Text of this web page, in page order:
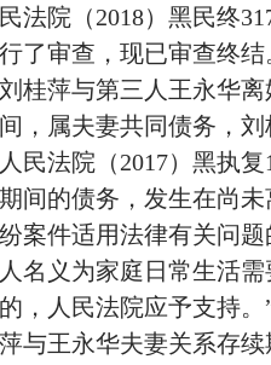
法院（2018）黑民终
了审查，现已审查终结
桂萍与第三人王永华离
，属夫妻共同债务，
民法院（2017）黑执
间的债务，发生在尚
案件适用法律有关问
名义为家庭日常生活
，人民法院应予支持
与王永华夫妻关系存